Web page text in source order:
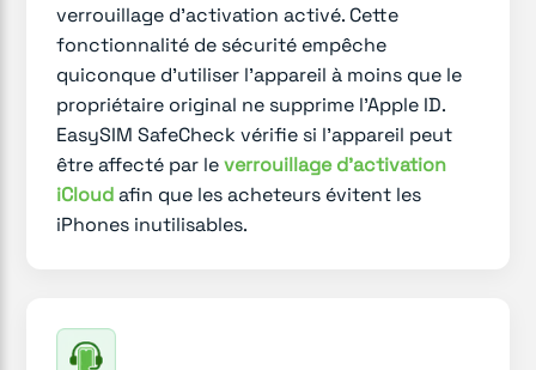
verrouillage d'activation activé. Cette
fonctionnalité de sécurité empêche
quiconque d'utiliser l'appareil à moins que le
propriétaire original ne supprime l'Apple ID.
EasySIM SafeCheck vérifie si l'appareil peut
être affecté par leverrouillage d'activation
iCloudafin que les acheteurs évitent les
iPhones inutilisables.